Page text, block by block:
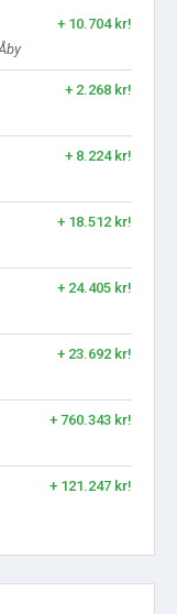
+ 10.704 kr!
+ 2.268 kr!
+ 8.224 kr!
+ 18.512 kr!
+ 24.405 kr!
+ 23.692 kr!
+ 760.343 kr!
+ 121.247 kr!